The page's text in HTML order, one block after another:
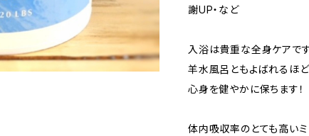
謝UP・など
入浴は貴重な全身ケアです
羊水風呂ともよばれるほ
心身を健やかに保ちます！
体内吸収率のとても高いミ